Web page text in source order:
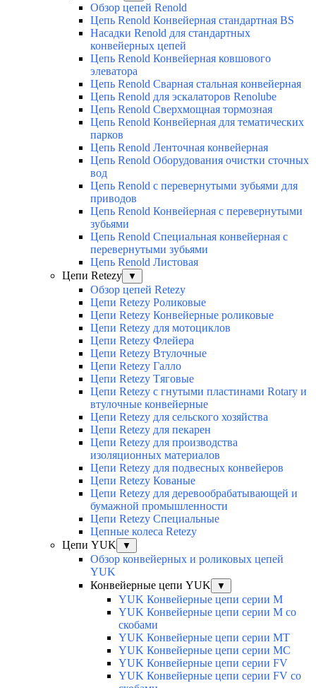
Обзор цепей Renold
Цепь Renold Конвейерная стандартная BS
Насадки Renold для стандартных
конвейерных цепей
Цепь Renold Конвейерная ковшового
элеватора
Цепь Renold Сварная стальная конвейерная
Цепь Renold для эскалаторов Renolube
Цепь Renold Сверхмощная тормозная
Цепь Renold Конвейерная для тематических
парков
Цепь Renold Ленточная конвейерная
Цепь Renold Оборудования очистки сточных
вод
Цепь Renold с перевернутыми зубьями для
приводов
Цепь Renold Конвейерная с перевернутыми
зубьями
Цепь Renold Специальная конвейерная с
перевернутыми зубьями
Цепь Renold Листовая
Цепи Retezy
▼
Обзор цепей Retezy
Цепи Retezy Роликовые
Цепи Retezy Конвейерные роликовые
Цепи Retezy для мотоциклов
Цепи Retezy Флейера
Цепи Retezy Втулочные
Цепи Retezy Галло
Цепи Retezy Tяговые
Цепи Retezy с гнутыми пластинами Rotary и
втулочные конвейерные
Цепи Retezy для сельского хозяйства
Цепи Retezy для пекарен
Цепи Retezy для производства
изоляционных материалов
Цепи Retezy для подвесных конвейеров
Цепи Retezy Кованые
Цепи Retezy для деревообрабатывающей и
бумажной промышленности
Цепи Retezy Специальные
Цепные колеса Retezy
Цепи YUK
▼
Обзор конвейерных и роликовых цепей
YUK
Конвейерные цепи YUK
▼
YUK Конвейерные цепи серии М
YUK Конвейерные цепи серии М со
скобами
YUK Конвейерные цепи серии МТ
YUK Конвейерные цепи серии МС
YUK Конвейерные цепи серии FV
YUK Конвейерные цепи серии FV со